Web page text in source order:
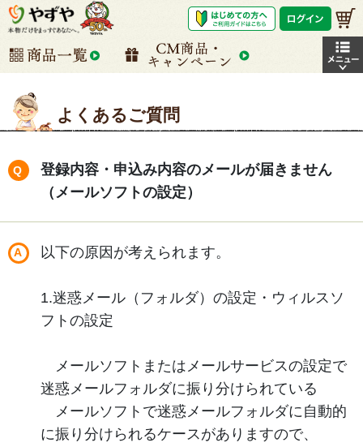
よくあるご質問
登録内容・申込み内容のメールが届きません
（メールソフトの設定）
以下の原因が考えられます。
1.迷惑メール（フォルダ）の設定・ウィルスソ
フトの設定
メールソフトまたはメールサービスの設定で
迷惑メールフォルダに振り分けられている
メールソフトで迷惑メールフォルダに自動的
に振り分けられるケースがありますので、